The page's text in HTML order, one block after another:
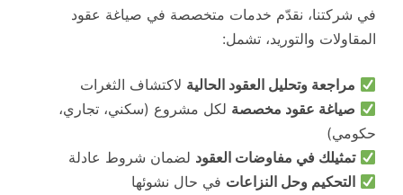
في شركتنا، نقدّم خدمات متخصصة في صياغة عقود
المقاولات والتوريد، تشمل:
مراجعة وتحليل العقود الحالية لاكتشاف الثغرات
صياغة عقود مخصصة لكل مشروع (سكني، تجاري،
حكومي)
تمثيلك في مفاوضات العقود لضمان شروط عادلة
التحكيم وحل النزاعات في حال نشوئها